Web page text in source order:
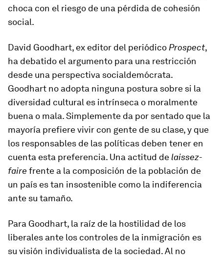
choca con el riesgo de una pérdida de cohesión
social.
David Goodhart, ex editor del periódico Prospect,
ha debatido el argumento para una restricción
desde una perspectiva socialdemócrata.
Goodhart no adopta ninguna postura sobre si la
diversidad cultural es intrínseca o moralmente
buena o mala. Simplemente da por sentado que la
mayoría prefiere vivir con gente de su clase, y que
los responsables de las políticas deben tener en
cuenta esta preferencia. Una actitud de laissez-
faire frente a la composición de la población de
un país es tan insostenible como la indiferencia
ante su tamaño.
Para Goodhart, la raíz de la hostilidad de los
liberales ante los controles de la inmigración es
su visión individualista de la sociedad. Al no